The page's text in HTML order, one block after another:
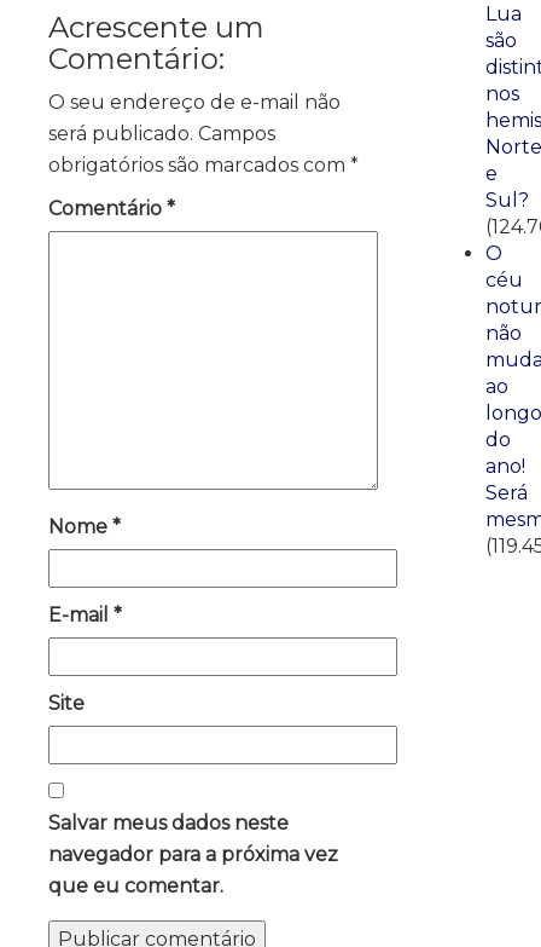
Acrescente um
Comentário:
O seu endereço de e-mail não
será publicado. Campos
obrigatórios são marcados com *
Comentário *
Nome *
E-mail *
Site
Salvar meus dados neste
navegador para a próxima vez
que eu comentar.
Lua
são
nos
Norte
e
Sul?
O
céu
não
ao
longo
do
ano!
Será